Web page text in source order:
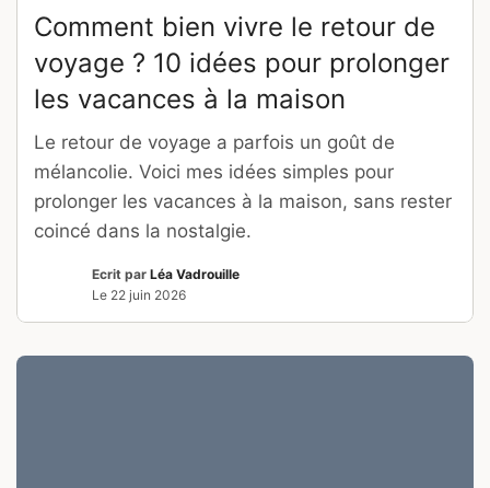
Comment bien vivre le retour de
voyage ? 10 idées pour prolonger
les vacances à la maison
Le retour de voyage a parfois un goût de
mélancolie. Voici mes idées simples pour
prolonger les vacances à la maison, sans rester
coincé dans la nostalgie.
Ecrit par Léa Vadrouille
Le 22 juin 2026